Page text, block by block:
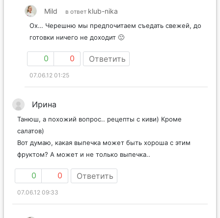
Mild в ответ klub-nika
Ох… Черешню мы предпочитаем съедать свежей, до
готовки ничего не доходит 🙁
0 0 Ответить
07.06.12 01:25
Ирина
Танюш, а похожий вопрос.. рецепты с киви) Кроме
салатов)
Вот думаю, какая выпечка может быть хороша с этим
фруктом? А может и не только выпечка..
0 0 Ответить
07.06.12 09:33